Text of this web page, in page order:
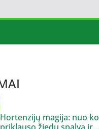
Hortenzijų magija: nuo ko